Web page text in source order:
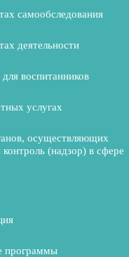
самообследования
деятельности
воспитанников
услугах
осуществляющих
(надзор) в сфере
программы